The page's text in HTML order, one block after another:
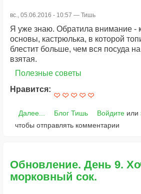
вс., 05.06.2016 - 10:57 — Тишь
Я уже знаю. Обратила внимание -
основы, кастрюлька, в которой
блестит больше, чем вся посуда
взятая.
Полезные советы
Нравится:
Далее... Блог Тишь Войдитеили
чтобы отправлять комментарии
Обновление. День 9.
морковный сок.